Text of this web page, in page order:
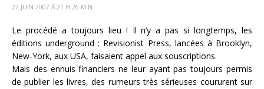
27 JUIN 2007 Á 21 H 26 MIN
Le procédé a toujours lieu ! Il n’y a pas si longtemps, les
éditions underground : Revisionist Press, lancées à Brooklyn,
New-York, aux USA, faisaient appel aux souscriptions.
Mais des ennuis financiers ne leur ayant pas toujours permis
de publier les livres, des rumeurs très sérieuses coururent sur